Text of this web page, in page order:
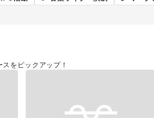
をピックアップ！